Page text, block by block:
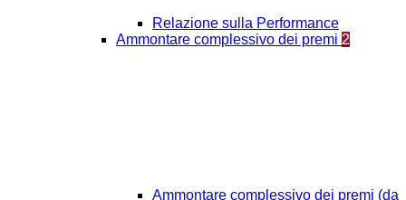
Relazione sulla Performance
Ammontare complessivo dei premi 2
Ammontare complessivo dei premi (da